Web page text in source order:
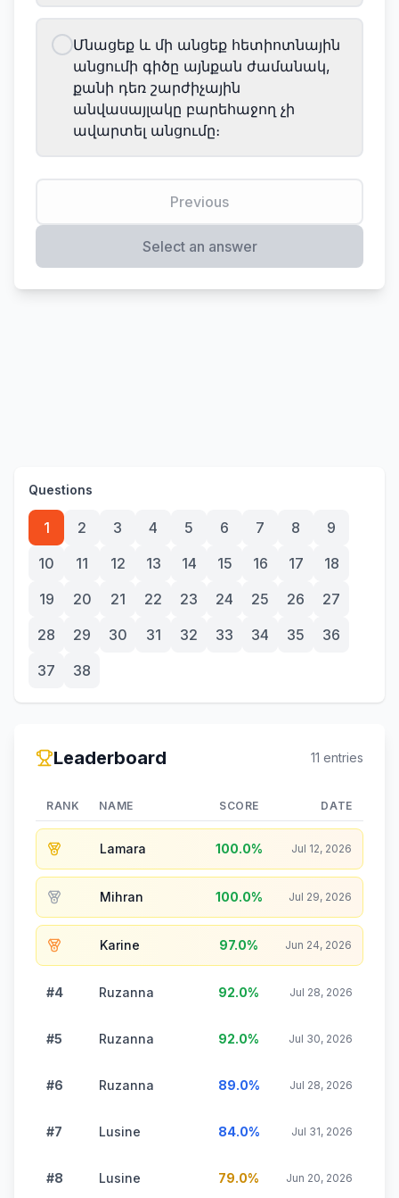
Մնացեք և մի անցեք հետիոտնային
անցումի գիծը այնքան ժամանակ,
քանի դեռ շարժիչային
անվասայլակը բարեհաջող չի
ավարտել անցումը։
Previous
Select an answer
Questions
1 2 3 4 5 6 7 8
9
10
11 12 13 14 15 16 17
18
19
20 21 22 23 24 25 26
27
28
29 30 31 32 33 34 35
36
37
38
Leaderboard 11 entries
RANK NAME SCORE DATE
Lamara 100.0% Jul 12, 2026
Mihran 100.0% Jul 29, 2026
Karine 97.0% Jun 24, 2026
#4 Ruzanna 92.0% Jul 28, 2026
#5 Ruzanna 92.0% Jul 30, 2026
#6 Ruzanna 89.0% Jul 28, 2026
#7 Lusine 84.0% Jul 31, 2026
#8 Lusine 79.0% Jun 20, 2026